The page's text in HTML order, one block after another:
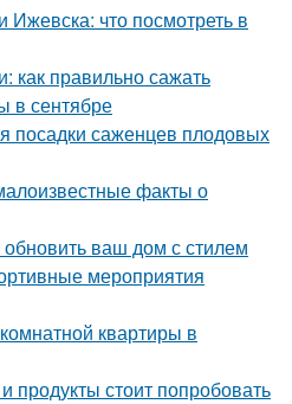
Ижевска: что посмотреть в
как правильно сажать
в сентябре
посадки саженцев плодовых
факты о
ваш дом с стилем
мероприятия
квартиры в
продукты стоит попробовать